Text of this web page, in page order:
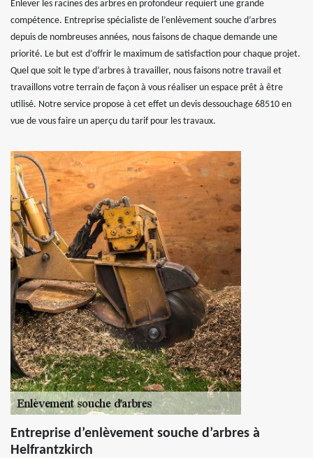
Enlever les racines des arbres en profondeur requiert une grande
compétence. Entreprise spécialiste de l’enlèvement souche d’arbres
depuis de nombreuses années, nous faisons de chaque demande une
priorité. Le but est d’offrir le maximum de satisfaction pour chaque projet.
Quel que soit le type d’arbres à travailler, nous faisons notre travail et
travaillons votre terrain de façon à vous réaliser un espace prêt à être
utilisé. Notre service propose à cet effet un devis dessouchage 68510 en
vue de vous faire un aperçu du tarif pour les travaux.
Entreprise d’enlèvement souche d’arbres à
Helfrantzkirch